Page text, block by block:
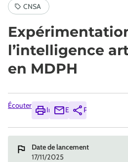
l’intelligence
en MDPH
Écouter
ImprimerEnvoyerPartager
Date de lancement
17/11/2025